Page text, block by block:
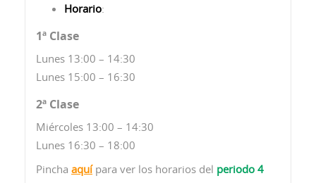
Horario:
1ª Clase
Lunes 13:00 – 14:30
Lunes 15:00 – 16:30
2ª Clase
Miércoles 13:00 – 14:30
Lunes 16:30 – 18:00
Pincha aquípara ver los horarios del periodo 4